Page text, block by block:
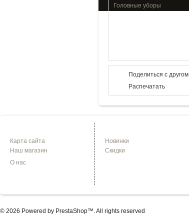
Головные уборы
Поделиться с другом
Распечатать
Карта сайта
Наш магазин
О нас
Новинки
Скидки
© 2026 Powered by PrestaShop™. All rights reserved